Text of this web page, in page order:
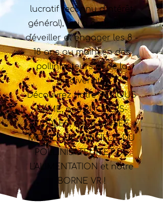
lucratif reconnu d'intérêt
général), qui a pour objet
d'éveiller et engager les 8 -
18 ans au maintien des
pollinisateurs et de la
biodiversité.
Découvrez notre SERIOUS
GAME, nos RUCHERS-
ÉCOLES, notre MUSÉE
MOBILE DE L'ABEILLE, DU
POLLINISATEUR ET DE
L'ALIMENTATION et notre
BORNE VR !